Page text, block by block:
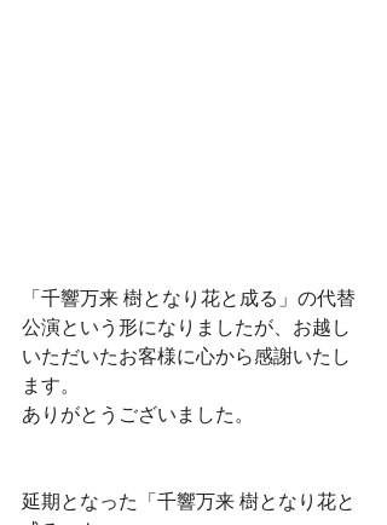
「千響万来 樹となり花と成る」の代替
公演という形になりましたが、お越し
いただいたお客様に心から感謝いたし
ます。
ありがとうございました。
延期となった「千響万来 樹となり花と